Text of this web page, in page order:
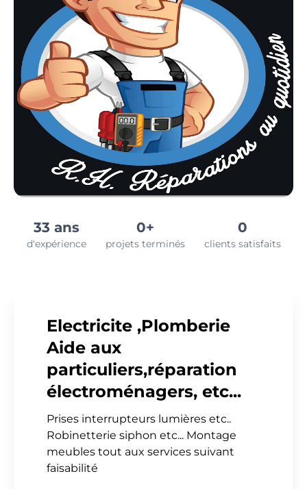
33 ans
d'expérience
0+
projets terminés
0
clients satisfaits
Electricite ,Plomberie
Aide aux
particuliers,réparation
électroménagers, etc...
Prises interrupteurs lumières etc..
Robinetterie siphon etc... Montage
meubles tout aux services suivant
faisabilité